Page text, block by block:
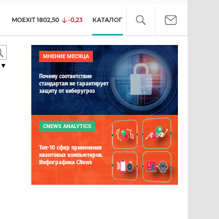
MOEXIT 1802,50 -0,23 КАТАЛОГ
МНЕНИЕ МЕСЯЦА
Почему соответствие
стандартам не гарантирует
защиту от киберугроз
CNEWS ANALYTICS
Топ-10 сфер применения
квантовых компьютеров.
Инфографика CNews